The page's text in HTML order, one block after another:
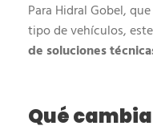
Para Hidral Gobel,
tipo de vehículos,
de soluciones
Qué